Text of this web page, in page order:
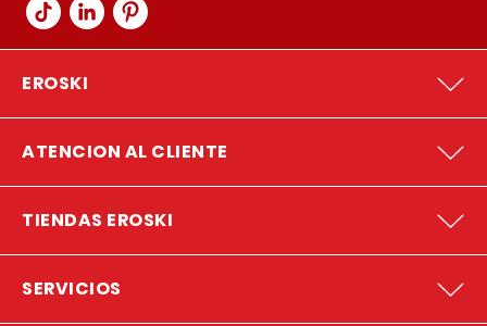
EROSKI
ATENCION AL CLIENTE
TIENDAS EROSKI
SERVICIOS